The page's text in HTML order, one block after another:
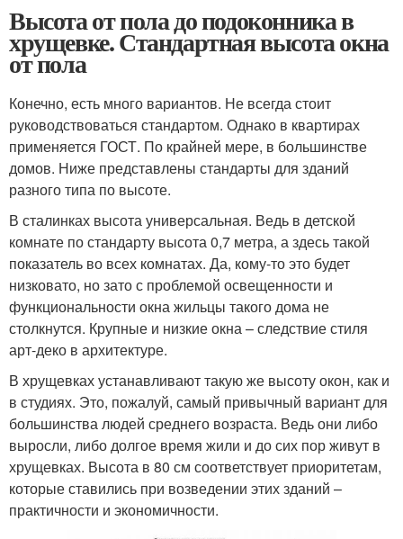
Высота от пола до подоконника в
хрущевке. Стандартная высота окна
от пола
Конечно, есть много вариантов. Не всегда стоит
руководствоваться стандартом. Однако в квартирах
применяется ГОСТ. По крайней мере, в большинстве
домов. Ниже представлены стандарты для зданий
разного типа по высоте.
В сталинках высота универсальная. Ведь в детской
комнате по стандарту высота 0,7 метра, а здесь такой
показатель во всех комнатах. Да, кому-то это будет
низковато, но зато с проблемой освещенности и
функциональности окна жильцы такого дома не
столкнутся. Крупные и низкие окна – следствие стиля
арт-деко в архитектуре.
В хрущевках устанавливают такую же высоту окон, как и
в студиях. Это, пожалуй, самый привычный вариант для
большинства людей среднего возраста. Ведь они либо
выросли, либо долгое время жили и до сих пор живут в
хрущевках. Высота в 80 см соответствует приоритетам,
которые ставились при возведении этих зданий –
практичности и экономичности.